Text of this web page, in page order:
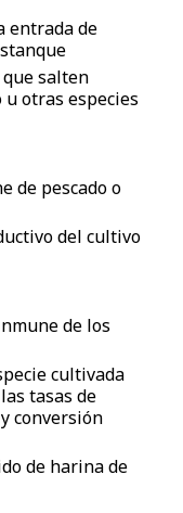
entrada de
salten
otras especies
de pescado o
del cultivo
de los
cultivada
tasas de
conversión
de harina de